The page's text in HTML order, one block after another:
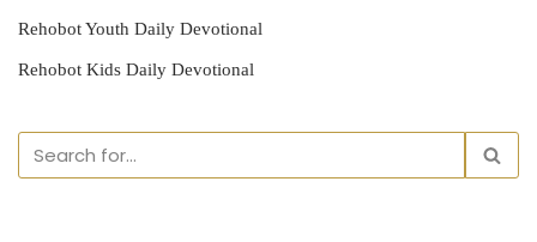
Rehobot Youth Daily Devotional
Rehobot Kids Daily Devotional